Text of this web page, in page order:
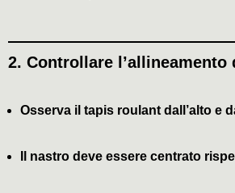
2. Controllare l’allineamento
Osserva il tapis roulant dall’alto e
Il nastro deve essere centrato